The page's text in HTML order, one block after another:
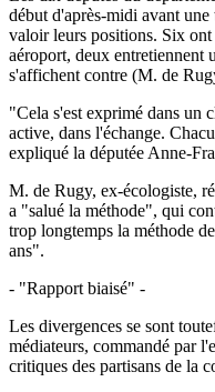
début d'après-midi avant
valoir leurs positions. Six
aéroport, deux entretiennent
s'affichent contre (M. de
"Cela s'est exprimé dans un
active, dans l'échange.
expliqué la députée Anne-
M. de Rugy, ex-écologiste,
a "salué la méthode", qui
trop longtemps la méthode
ans".
- "Rapport biaisé" -
Les divergences se sont
médiateurs, commandé par
critiques des partisans de la